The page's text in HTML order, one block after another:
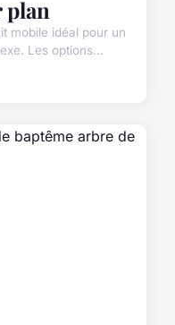
mobile idéal pour un
Les options...